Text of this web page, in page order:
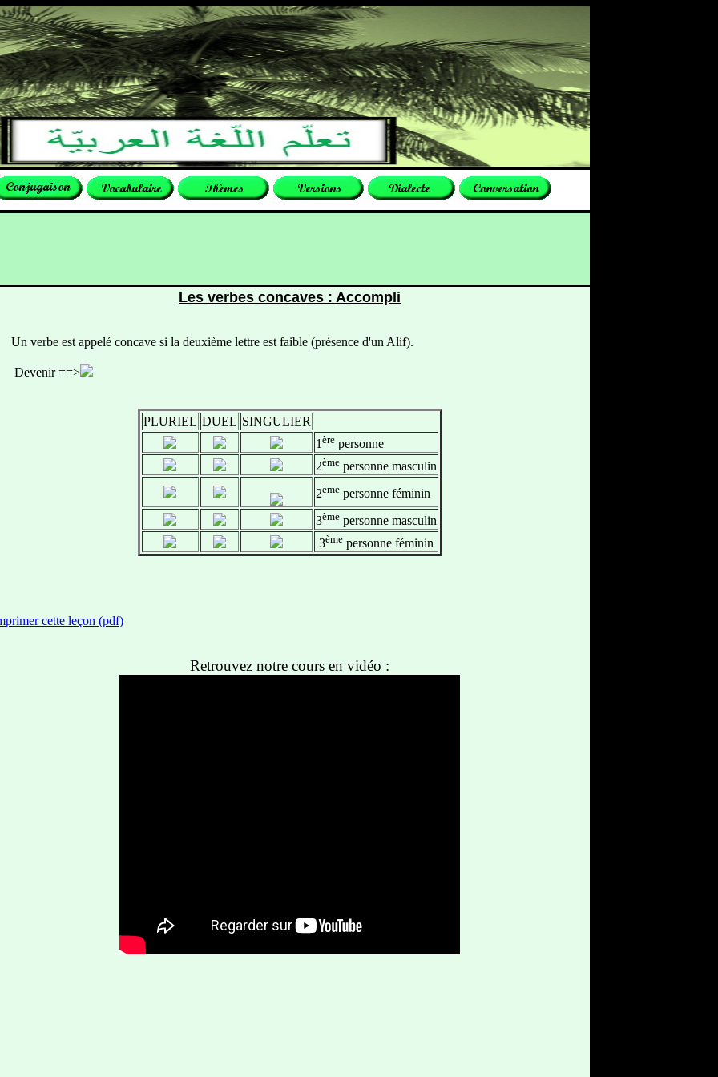
Les verbes concaves : Accompli
verbe est appelé concave si la deuxième lettre est faible (présence d'un Alif).
==>
PLURIEL DUEL SINGULIER
1 èrepersonne
2èmepersonne masculin
2èmepersonne féminin
3èmepersonne masculin
3èmepersonne féminin
cette leçon (pdf)
Retrouvez notre cours en vidéo :